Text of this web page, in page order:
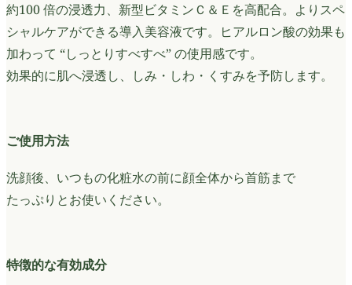
約100 倍の浸透力、新型ビタミンＣ＆Ｅを高配合。よりスペ
シャルケアができる導入美容液です。ヒアルロン酸の効果も
加わって “しっとりすべすべ” の使用感です。
効果的に肌へ浸透し、しみ・しわ・くすみを予防します。
ご使用方法
洗顔後、いつもの化粧水の前に顔全体から首筋まで
たっぷりとお使いください。
特徴的な有効成分